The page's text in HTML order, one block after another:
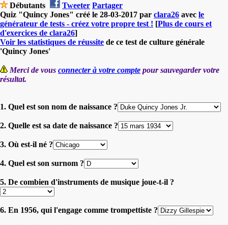
Débutants Tweeter Partager
Quiz "Quincy Jones" créé le 28-03-2017 par clara26 avec le
générateur de tests - créez votre propre test ! [Plus de cours et
d'exercices de clara26]
Voir les statistiques de réussite de ce test de culture générale
'Quincy Jones'
Merci de vous connecter à votre compte pour sauvegarder votre
résultat.
1. Quel est son nom de naissance ?
2. Quelle est sa date de naissance ?
3. Où est-il né ?
4. Quel est son surnom ?
5. De combien d'instruments de musique joue-t-il ?
6. En 1956, qui l'engage comme trompettiste ?